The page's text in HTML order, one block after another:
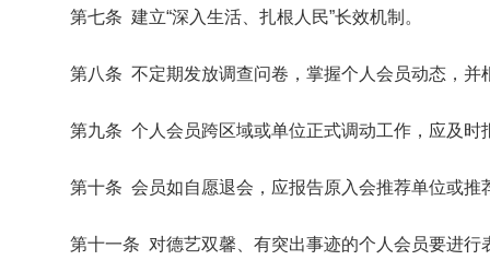
第七条 建立“深入生活、扎根人民”长效机制。
第八条 不定期发放调查问卷，掌握个人会员动态，并
第九条 个人会员跨区域或单位正式调动工作，应及
第十条 会员如自愿退会，应报告原入会推荐单位或
第十一条 对德艺双馨、有突出事迹的个人会员要进行